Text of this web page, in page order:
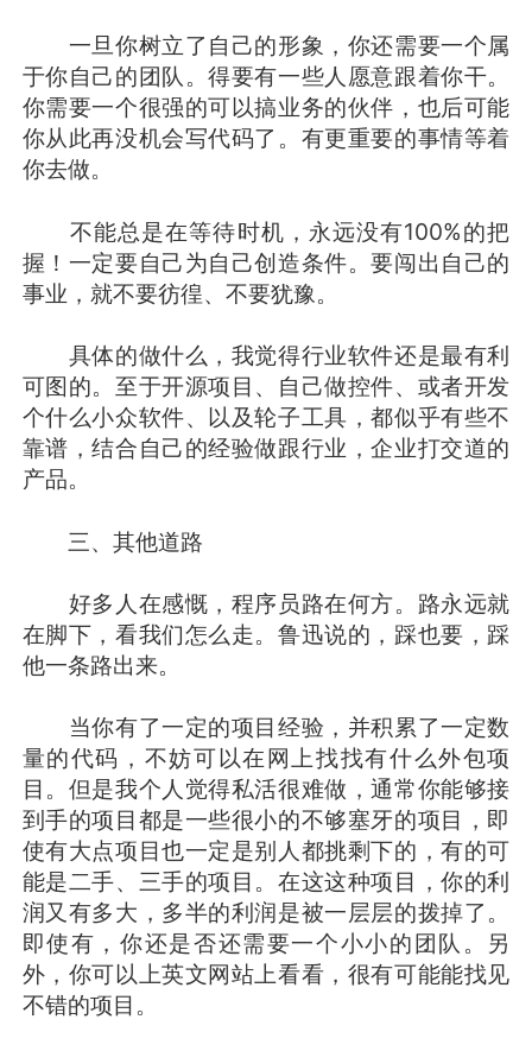
一旦你树立了自己的形象，你还需要一个属
于你自己的团队。得要有一些人愿意跟着你干。
你需要一个很强的可以搞业务的伙伴，也后可能
你从此再没机会写代码了。有更重要的事情等着
你去做。
不能总是在等待时机，永远没有100%的把
握！一定要自己为自己创造条件。要闯出自己的
事业，就不要彷徨、不要犹豫。
具体的做什么，我觉得行业软件还是最有利
可图的。至于开源项目、自己做控件、或者开发
个什么小众软件、以及轮子工具，都似乎有些不
靠谱，结合自己的经验做跟行业，企业打交道的
产品。
三、其他道路
好多人在感慨，程序员路在何方。路永远就
在脚下，看我们怎么走。鲁迅说的，踩也要，踩
他一条路出来。
当你有了一定的项目经验，并积累了一定数
量的代码，不妨可以在网上找找有什么外包项
目。但是我个人觉得私活很难做，通常你能够接
到手的项目都是一些很小的不够塞牙的项目，即
使有大点项目也一定是别人都挑剩下的，有的可
能是二手、三手的项目。在这这种项目，你的利
润又有多大，多半的利润是被一层层的拨掉了。
即使有，你还是否还需要一个小小的团队。另
外，你可以上英文网站上看看，很有可能能找见
不错的项目。